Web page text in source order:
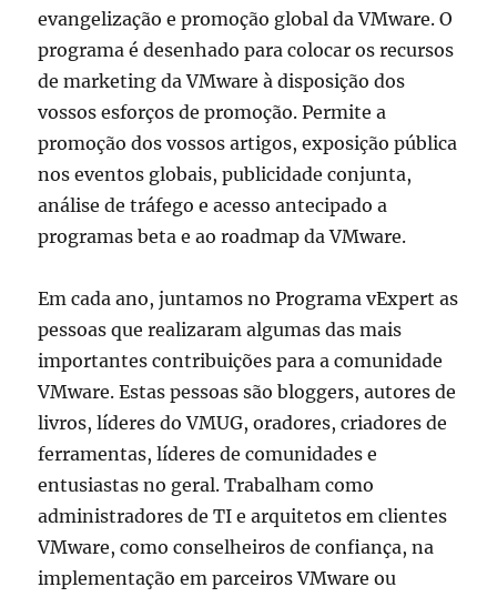
evangelização e promoção global da VMware. O
programa é desenhado para colocar os recursos
de marketing da VMware à disposição dos
vossos esforços de promoção. Permite a
promoção dos vossos artigos, exposição pública
nos eventos globais, publicidade conjunta,
análise de tráfego e acesso antecipado a
programas beta e ao roadmap da VMware.
Em cada ano, juntamos no Programa vExpert as
pessoas que realizaram algumas das mais
importantes contribuições para a comunidade
VMware. Estas pessoas são bloggers, autores de
livros, líderes do VMUG, oradores, criadores de
ferramentas, líderes de comunidades e
entusiastas no geral. Trabalham como
administradores de TI e arquitetos em clientes
VMware, como conselheiros de confiança, na
implementação em parceiros VMware ou